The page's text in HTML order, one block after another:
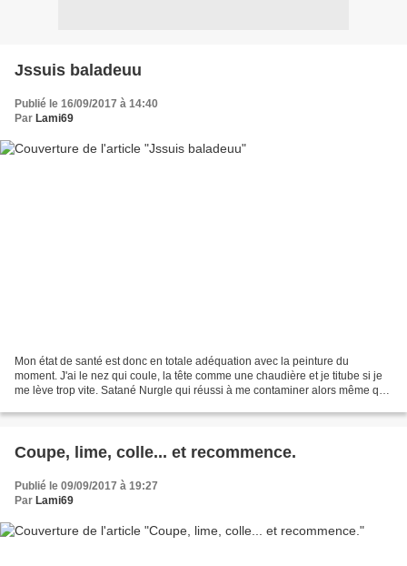
Jssuis baladeuu
Publié le 16/09/2017 à 14:40
Par Lami69
Mon état de santé est donc en totale adéquation avec la peinture du
moment. J'ai le nez qui coule, la tête comme une chaudière et je titube si je
me lève trop vite. Satané Nurgle qui réussi à me contaminer alors même que
Coupe, lime, colle... et recommence.
Publié le 09/09/2017 à 19:27
Par Lami69